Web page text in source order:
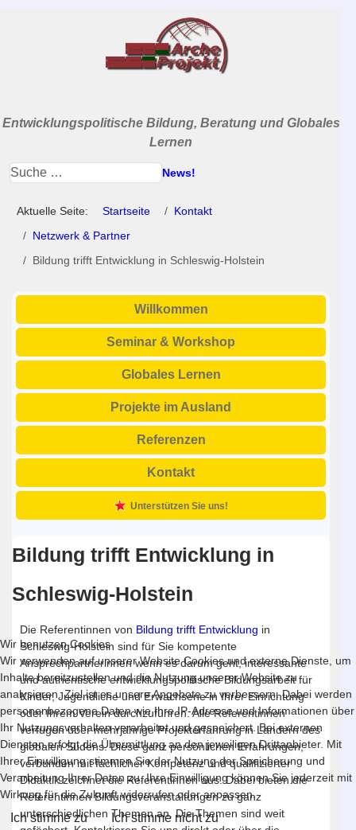
Entwicklungspolitische Bildung, Beratung und Globales
Lernen
News!
Aktuelle Seite: Startseite
Kontakt
Netzwerk & Partner
Bildung trifft Entwicklung in Schleswig-Holstein
Willkommen
Seminar & Workshop
Globales Lernen
Projekte im Ausland
Referenzen
Kontakt
Unterstützen Sie uns!
Bildung trifft Entwicklung in
Schleswig-Holstein
Die Referentinnen von Bildung trifft Entwicklung in
Schleswig-Holstein sind für Sie kompetente
Ansprechpartnerinnen wenn es darum geht, interessante
und authentische entwicklungspolitische Bildungsarbeit für
Kinder, Jugendliche und Erwachsene in Ihrer Einrichtung
oder Ihrem Verein durchzuführen. Alle Referentinnen
verfügen über mehrjährige Projekterfahrung in Ländern des
globalen Südens. Diese ganz persönlichen Erfahrungen,
verbunden mit fachlicher Kompetenz und qualifizierter
Didaktik zeichnet die Referentinnen aus. Dabei bieten die
Referentinnen Bildungsveranstaltungen zu ganz
unterschiedlichen Themen an. Die Themen sind weit
Wir benutzen Cookies
Wir verwenden auf unserer Website Cookies und externe Dienste, um
Inhalte bereitzustellen und die Nutzung unserer Website zu
analysieren. Ziel ist es unsere Angebote zu verbessern. Dabei werden
personenbezogene Daten wie Ihre IP-Adresse und Informationen über
Ihr Nutzungsverhalten verarbeitet und gespeichert. Bei externen
Diensten erfolgt die Übermittlung an den jeweiligen Drittanbieter. Mit
Ihrer Einwilligung stimmen Sie der Nutzung der Speicherung und
Verarbeitung Ihrer Daten zu. Ihre Einwilligung können Sie jederzeit mit
Wirkung für die Zukunft widerrufen oder anpassen.
Ich stimme zu Ich stimme nicht zu